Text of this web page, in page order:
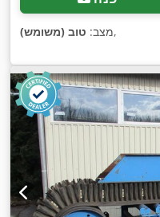
מצב: טוב (משומש) ,